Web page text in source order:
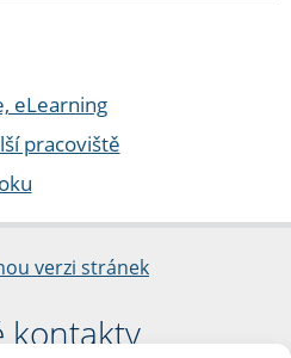
eLearning
pracoviště
verzi stránek
kontakty